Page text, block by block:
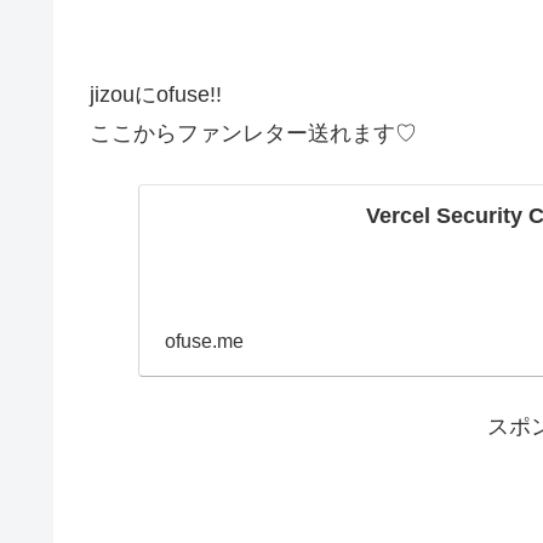
jizouにofuse!!
ここからファンレター送れます♡
Vercel Security
ofuse.me
スポ